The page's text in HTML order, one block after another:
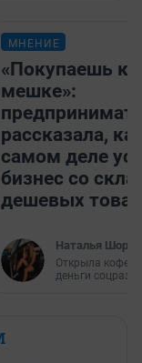
МНЕНИЕ
«Покупаешь
мешке»:
рассказала,
самом деле
бизнес со
дешевых
Наталья
Открыла
деньги